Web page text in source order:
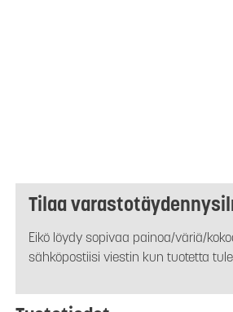
Tilaa
Eikö löydy sopivaa painoa/väriä/
sähköpostiisi viestin kun tuotetta